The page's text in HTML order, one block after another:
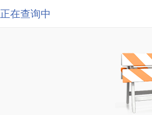
正在查询中